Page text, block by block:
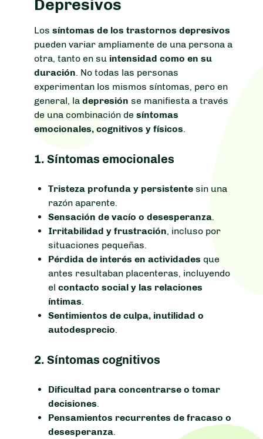
Depresivos
Los síntomas de los trastornos depresivos
pueden variar ampliamente de una persona a
otra, tanto en su intensidad como en su
duración. No todas las personas
experimentan los mismos síntomas, pero en
general, la depresión se manifiesta a través
de una combinación de síntomas
emocionales, cognitivos y físicos.
1. Síntomas emocionales
Tristeza profunda y persistente sin una
razón aparente.
Sensación de vacío o desesperanza.
Irritabilidad y frustración, incluso por
situaciones pequeñas.
Pérdida de interés en actividades que
antes resultaban placenteras, incluyendo
el contacto social y las relaciones
íntimas.
Sentimientos de culpa, inutilidad o
autodesprecio.
2. Síntomas cognitivos
Dificultad para concentrarse o tomar
decisiones.
Pensamientos recurrentes de fracaso o
desesperanza.